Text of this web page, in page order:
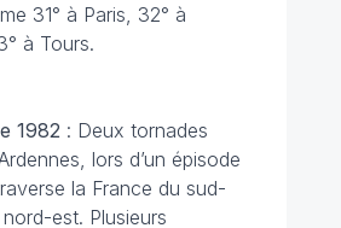
31° à Paris, 32° à
à Tours.
1982 : Deux tornades
lors d’un épisode
la France du sud-
est. Plusieurs